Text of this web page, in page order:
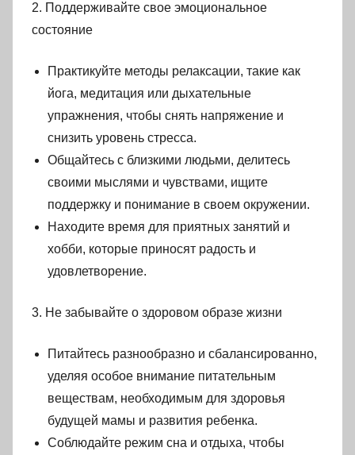
2. Поддерживайте свое эмоциональное
состояние
Практикуйте методы релаксации, такие как
йога, медитация или дыхательные
упражнения, чтобы снять напряжение и
снизить уровень стресса.
Общайтесь с близкими людьми, делитесь
своими мыслями и чувствами, ищите
поддержку и понимание в своем окружении.
Находите время для приятных занятий и
хобби, которые приносят радость и
удовлетворение.
3. Не забывайте о здоровом образе жизни
Питайтесь разнообразно и сбалансированно,
уделяя особое внимание питательным
веществам, необходимым для здоровья
будущей мамы и развития ребенка.
Соблюдайте режим сна и отдыха, чтобы